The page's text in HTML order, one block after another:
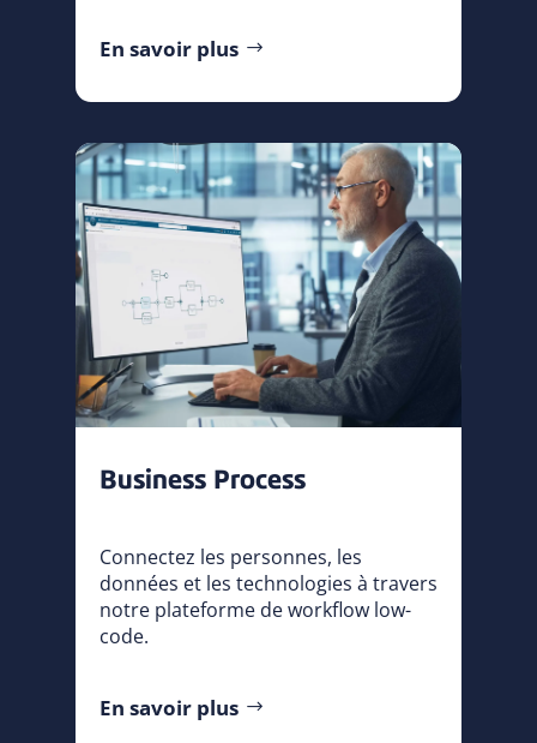
En savoir plus
Business Process
Connectez les personnes, les
données et les technologies à travers
notre plateforme de workflow low-
code.
En savoir plus